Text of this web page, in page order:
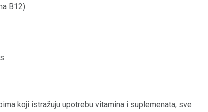
B12)
koji istražuju upotrebu vitamina i suplemenata, sve